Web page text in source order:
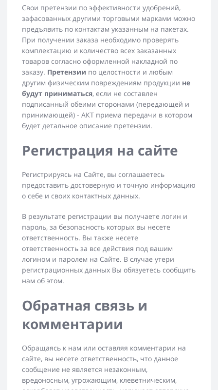
Свои претензии по эффективности удобрений,
зафасованных другими торговыми марками можно
предъявить по контактам указанным на пакетах.
При получении заказа необходимо проверять
комплектацию и количество всех заказанных
товаров согласно оформленной накладной по
заказу. Претензии по целостности и любым
другим физическим повреждениям продукции не
будут приниматься, если не составлен
подписанный обеими сторонами (передающей и
принимающей) - АКТ приема передачи в котором
будет детальное описание претензии.
Регистрация на сайте
Регистрируясь на Сайте, вы соглашаетесь
предоставить достоверную и точную информацию
о себе и своих контактных данных.
В результате регистрации вы получаете логин и
пароль, за безопасность которых вы несете
ответственность. Вы также несете
ответственность за все действия под вашим
логином и паролем на Сайте. В случае утери
регистрационных данных Вы обязуетесь сообщить
нам об этом.
Обратная связь и
комментарии
Обращаясь к нам или оставляя комментарии на
сайте, вы несете ответственность, что данное
сообщение не является незаконным,
вредоносным, угрожающим, клеветническим,